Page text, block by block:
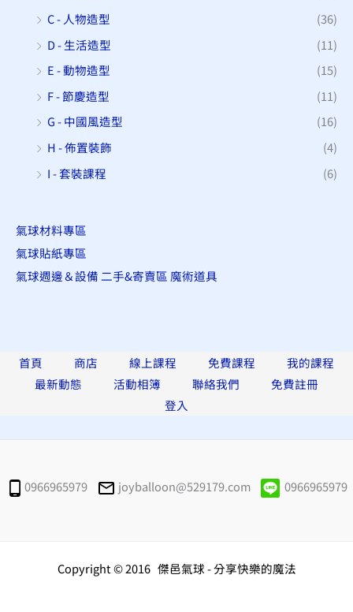
C - 人物造型
(36)
D - 生活造型
(11)
E - 動物造型
(15)
F - 節慶造型
(11)
G - 中國風造型
(16)
H - 佈置裝飾
(4)
I - 套裝課程
(6)
氣球材料專區
氣球貼紙專區
氣球週邊＆設備 二手&寄賣區 魔術道具
首頁 商店 線上課程 免費課程
我的課程
最新動態
活動相簿 聯絡我們
免費註冊
登入
0966965979 joyballoon@529179.com 0966965979
Copyright © 2016 傑邑氣球 - 分享快樂的魔法